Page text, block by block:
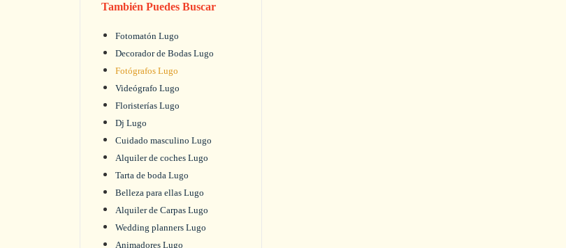
También Puedes Buscar
Fotomatón Lugo
Decorador de Bodas Lugo
Fotógrafos Lugo
Videógrafo Lugo
Floristerías Lugo
Dj Lugo
Cuidado masculino Lugo
Alquiler de coches Lugo
Tarta de boda Lugo
Belleza para ellas Lugo
Alquiler de Carpas Lugo
Wedding planners Lugo
Animadores Lugo